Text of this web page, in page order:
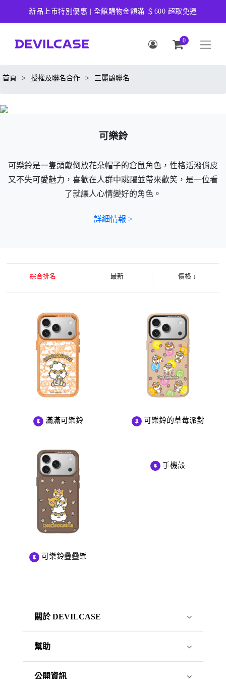
新品上市特別優惠 | 全館購物金額滿 ＄600 超取免運
0
首頁 > 授權及聯名合作 > 三麗鷗聯名
可樂鈴
可樂鈴是一隻頭戴倒放花朵帽子的倉鼠角色，性格活潑俏皮
又不失可愛魅力，喜歡在人群中跳躍並帶來歡笑，是一位看
了就讓人心情變好的角色。
詳細情報 >
綜合排名 最新 價格 ↓
滿滿可樂鈴 可樂鈴的草莓派對
可樂鈴疊疊樂
手機殼
關於 DEVILCASE
幫助
公開資訊